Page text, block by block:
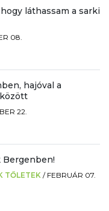
láthassam a sarki
08.
hajóval a
22.
Bergenben!
TŐLETEK / FEBRUÁR 07.